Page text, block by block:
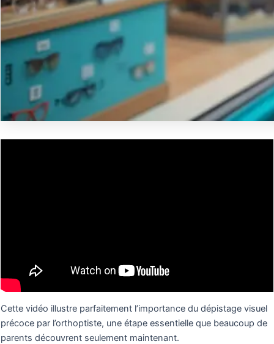
Cette vidéo illustre parfaitement l’importance du dépistage visuel
précoce par l’orthoptiste, une étape essentielle que beaucoup de
parents découvrent seulement maintenant.